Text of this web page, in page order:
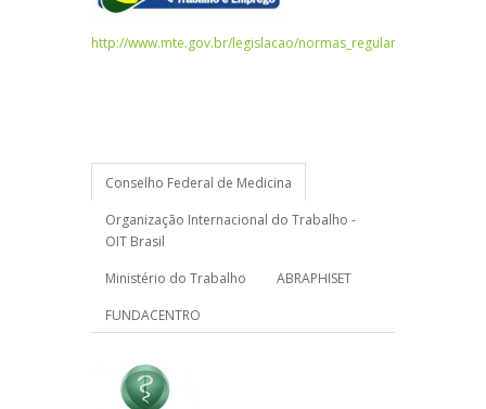
http://www.mte.gov.br/legislacao/normas_regulamentadoras/
Conselho Federal de Medicina
Organização Internacional do Trabalho -
OIT Brasil
Ministério do Trabalho
ABRAPHISET
FUNDACENTRO